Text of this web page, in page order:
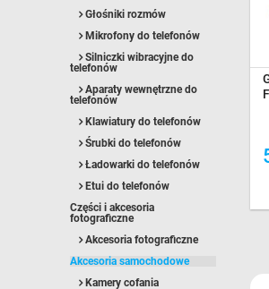
Głośniki rozmów
Mikrofony do telefonów
Silniczki wibracyjne do
telefonów
Aparaty wewnętrzne do
telefonów
Klawiatury do telefonów
Śrubki do telefonów
Ładowarki do telefonów
Etui do telefonów
Części i akcesoria
fotograficzne
Akcesoria fotograficzne
Akcesoria samochodowe
Kamery cofania